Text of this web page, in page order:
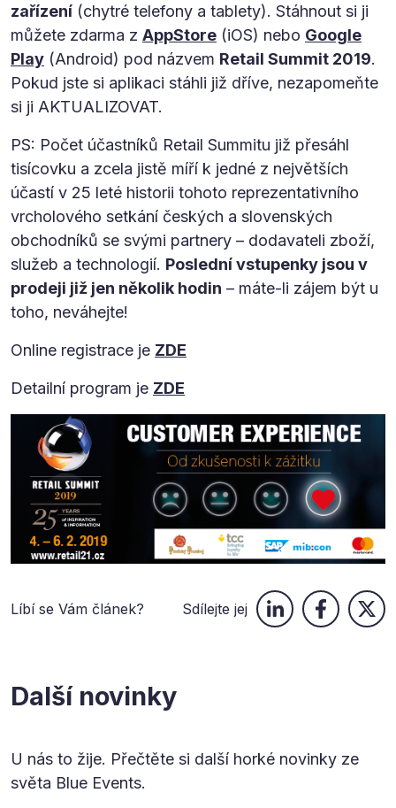
zařízení (chytré telefony a tablety). Stáhnout si ji
můžete zdarma z AppStore (iOS) nebo Google
Play (Android) pod názvem Retail Summit 2019.
Pokud jste si aplikaci stáhli již dříve, nezapomeňte
si ji AKTUALIZOVAT.
PS: Počet účastníků Retail Summitu již přesáhl
tisícovku a zcela jistě míří k jedné z největších
účastí v 25 leté historii tohoto reprezentativního
vrcholového setkání českých a slovenských
obchodníků se svými partnery – dodavateli zboží,
služeb a technologií. Poslední vstupenky jsou v
prodeji již jen několik hodin – máte-li zájem být u
toho, neváhejte!
Online registrace je ZDE
Detailní program je ZDE
Líbí se Vám článek? Sdílejte jej
Další novinky
U nás to žije. Přečtěte si další horké novinky ze
světa Blue Events.